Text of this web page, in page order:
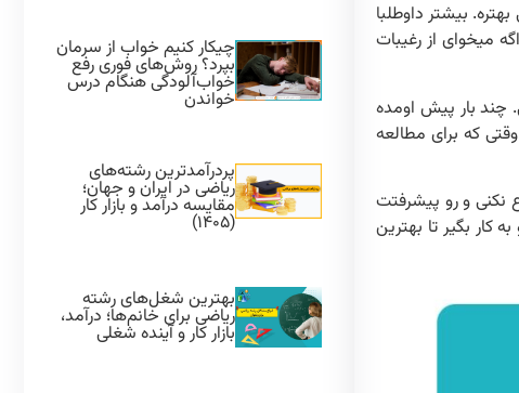
بیشتر داوطلبا
میخوای از رغیبات
که داری به بهترین نحوه استفاده کن تا برای کنکور ۱۴۰۴ مطالعه کنی. چند بار پیش اومده
که برای مطالعه
نکنی و رو پیشرفتت
بگیر تا بهترین
چیکار کنیم خواب از سرمان
بپرد؟ روش‌های فوری رفع
خواب‌آلودگی هنگام درس
خواندن
پردرآمدترین رشته‌های
ریاضی در ایران و جهان؛
مقایسه درآمد و بازار کار
(۱۴۰۵)
بهترین شغل‌های رشته
ریاضی برای خانم‌ها؛ درآمد،
بازار کار و آینده شغلی